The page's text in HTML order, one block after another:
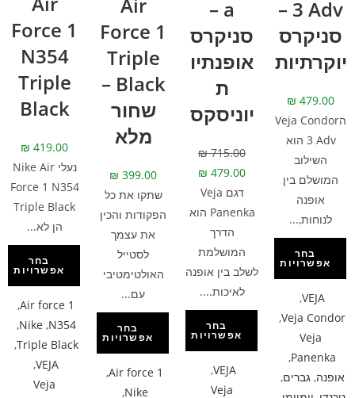
3 Adv –
סניקרס
יוקרתיות
₪ 479.00
הVeja Condor
3 Adv הוא
השילוב
המושלם בין
אופנה
לנוחות,...
בחר
אפשרויות
VEJA
,
Veja Condor
,
Veja
Panenka
,
אופנה,גברים,
a –
סניקרס
אופנתיו
ת
יוניסקס
₪715.00
₪ 479.00
דגם Veja
Panenka הוא
הדרך
המושלמת
לשלב בין אופנה
לאיכות....
בחר
אפשרויות
VEJA
,
Veja
Air
Force 1
Triple
Black –
שחור
מלא
₪ 399.00
שתקו את כל
הפקודות והכין
את עצמך
לסטייל
האולטימטיבי
עם...
בחר
אפשרויות
Air force 1
,
Nike
,
Force 1
N354
Triple
Black
₪ 419.00
נעלי Nike Air
Force 1 N354
Triple Black
הן לא...
בחר
אפשרויות
Air force 1
,
N354
,
Nike
,
Triple Black
,
VEJA
,
Veja